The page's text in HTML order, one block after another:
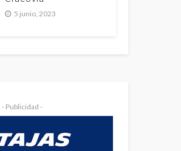
5 junio, 2023
- Publicidad -